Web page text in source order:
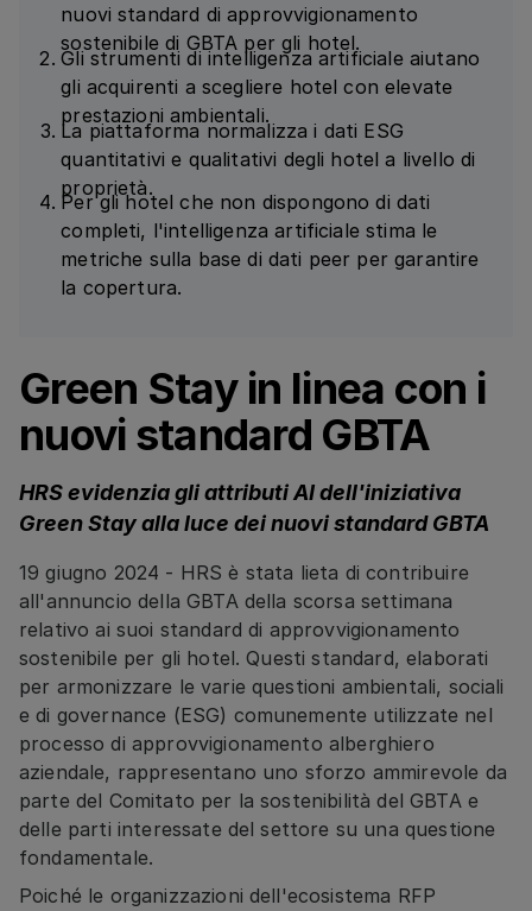
nuovi standard di approvvigionamento
sostenibile di GBTA per gli hotel.
Gli strumenti di intelligenza artificiale aiutano
gli acquirenti a scegliere hotel con elevate
prestazioni ambientali.
La piattaforma normalizza i dati ESG
quantitativi e qualitativi degli hotel a livello di
proprietà.
Per gli hotel che non dispongono di dati
completi, l'intelligenza artificiale stima le
metriche sulla base di dati peer per garantire
la copertura.
Green Stay in linea con i
nuovi standard GBTA
HRS evidenzia gli attributi AI dell'iniziativa
Green Stay alla luce dei nuovi standard GBTA
19 giugno 2024 - HRS è stata lieta di contribuire
all'annuncio della GBTA della scorsa settimana
relativo ai suoi standard di approvvigionamento
sostenibile per gli hotel. Questi standard, elaborati
per armonizzare le varie questioni ambientali, sociali
e di governance (ESG) comunemente utilizzate nel
processo di approvvigionamento alberghiero
aziendale, rappresentano uno sforzo ammirevole da
parte del Comitato per la sostenibilità del GBTA e
delle parti interessate del settore su una questione
fondamentale.
Poiché le organizzazioni dell'ecosistema RFP